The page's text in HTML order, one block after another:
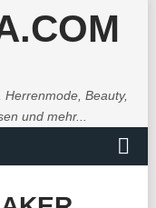
Beauty,
und mehr...